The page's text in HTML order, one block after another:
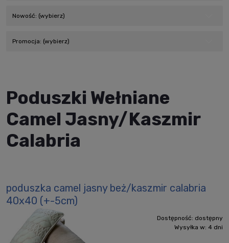
Nowość: (wybierz)
Promocja: (wybierz)
Poduszki Wełniane
Camel Jasny/kaszmir
Calabria
poduszka camel jasny beż/kaszmir calabria
40x40 (+-5cm)
Dostępność: dostępny
Wysyłka w: 4 dni